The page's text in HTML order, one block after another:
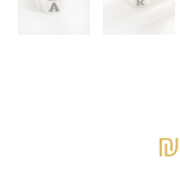
₪